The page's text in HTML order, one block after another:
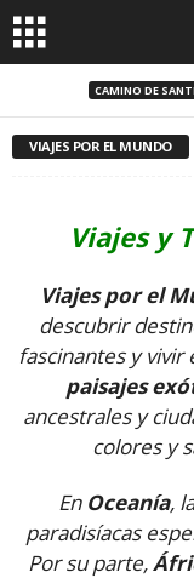
CAMINO DE
VIAJES POR EL MUNDO
Viajes y
Viajes por el
descubrir
fascinantes y vivir
paisajes
ancestrales y
colores y
En Oceanía,
paradisíacas
Por su parte,